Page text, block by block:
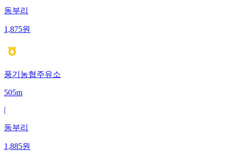
동부리
1,875원
풍기농협주유소
505m
|
동부리
1,885원